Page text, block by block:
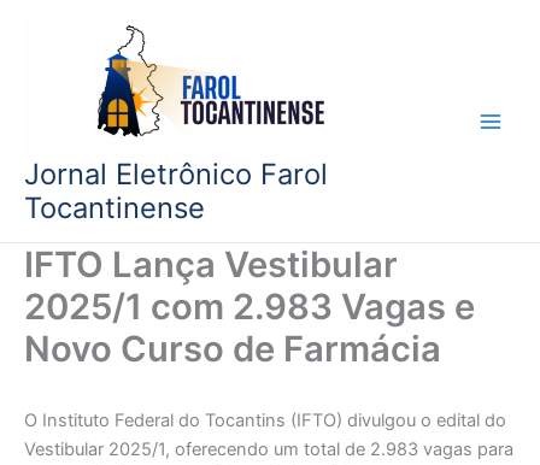
Jornal Eletrônico Farol
Tocantinense
IFTO Lança Vestibular
2025/1 com 2.983 Vagas e
Novo Curso de Farmácia
O Instituto Federal do Tocantins (IFTO) divulgou o edital do
Vestibular 2025/1, oferecendo um total de 2.983 vagas para